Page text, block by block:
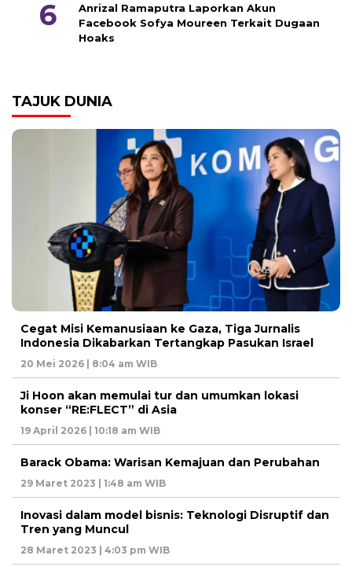
Anrizal Ramaputra Laporkan Akun
Facebook Sofya Moureen Terkait Dugaan
Hoaks
TAJUK DUNIA
Cegat Misi Kemanusiaan ke Gaza, Tiga Jurnalis
Indonesia Dikabarkan Tertangkap Pasukan Israel
20 Mei 2026 | 8:04 am WIB
Ji Hoon akan memulai tur dan umumkan lokasi
konser “RE:FLECT” di Asia
19 April 2026 | 10:18 am WIB
Barack Obama: Warisan Kemajuan dan Perubahan
29 Maret 2023 | 1:48 am WIB
Inovasi dalam model bisnis: Teknologi Disruptif dan
Tren yang Muncul
28 Maret 2023 | 4:03 pm WIB